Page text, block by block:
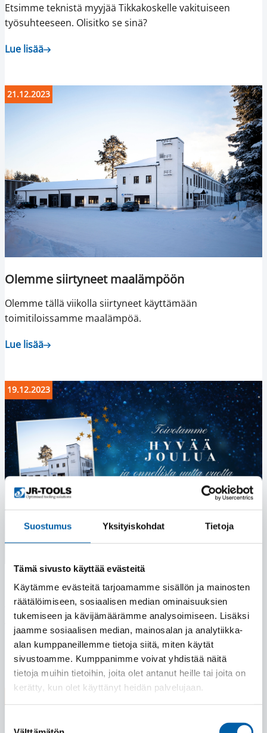
Suostumus Yksityiskohdat Tietoja
Tämä sivusto käyttää evästeitä
Käytämme evästeitä tarjoamamme sisällön ja mainosten
räätälöimiseen, sosiaalisen median ominaisuuksien
tukemiseen ja kävijämäärämme analysoimiseen. Lisäksi
jaamme sosiaalisen median, mainosalan ja analytiikka-
alan kumppaneillemme tietoja siitä, miten käytät
sivustoamme. Kumppanimme voivat yhdistää näitä
tietoja muihin tietoihin, joita olet antanut heille tai joita on
kerätty, kun olet käyttänyt heidän palvelujaan.
Etsimme teknistä myyjää Tikkakoskelle vakituiseen
työsuhteeseen. Olisitko se sinä?
Lue lisää
21.12.2023
Olemme siirtyneet maalämpöön
Olemme tällä viikolla siirtyneet käyttämään
toimitiloissamme maalämpöä.
Lue lisää
19.12.2023
Hyvää joulua!
Toivotamme kaikille hyvää joulua ja onnellista uutta
vuotta 2024!
Lue lisää
31.08.2023